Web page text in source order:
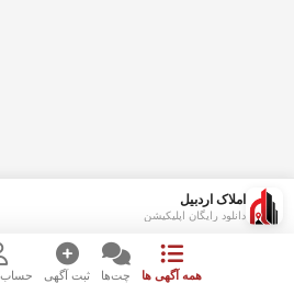
املاک اردبیل
دانلود رایگان اپلیکیشن
همه آگهی ها چت‌ها ثبت آگهی حساب